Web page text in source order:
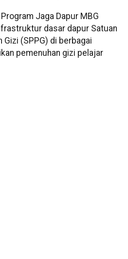
Jaga Dapur MBG
dasar dapur Satuan
Gizi (SPPG) di berbagai
pemenuhan gizi pelajar